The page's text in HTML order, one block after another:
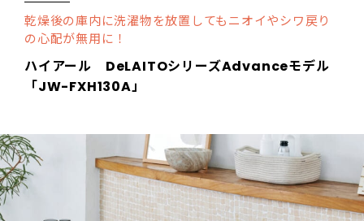
乾燥後の庫内に洗濯物を放置してもニオイやシワ戻り
の心配が無用に！
ハイアール DeLAITOシリーズAdvanceモデル
「JW-FXH130A」